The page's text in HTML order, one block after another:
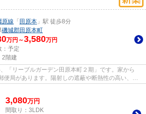
原線 「 田原本 」駅 徒歩8分
磯城郡田原本町
万円～3,580万円
：予定
2階建
「リーブルガーデン田原本町２期」です。家から
便局があります。陽射しの遮蔽や断熱性の高い、省
劣化...
3,080万円
間取り：3LDK